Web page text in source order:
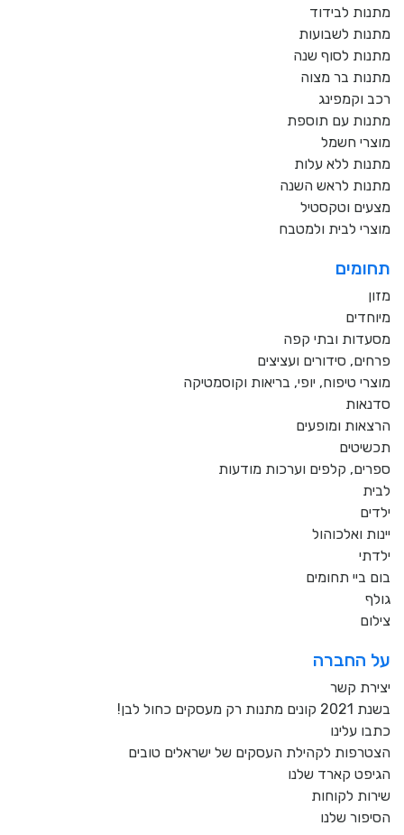
מתנות לבידוד
מתנות לשבועות
מתנות לסוף שנה
מתנות בר מצוה
רכב וקמפינג
מתנות עם תוספת
מוצרי חשמל
מתנות ללא עלות
מתנות לראש השנה
מצעים וטקסטיל
מוצרי לבית ולמטבח
תחומים
מזון
מיוחדים
מסעדות ובתי קפה
פרחים, סידורים ועציצים
מוצרי טיפוח, יופי, בריאות וקוסמטיקה
סדנאות
הרצאות ומופעים
תכשיטים
ספרים, קלפים וערכות מודעות
לבית
ילדים
יינות ואלכוהול
ילדתי
בום ביי תחומים
גולף
צילום
על החברה
יצירת קשר
בשנת 2021 קונים מתנות רק מעסקים כחול לבן!
כתבו עלינו
הצטרפות לקהילת העסקים של ישראלים טובים
הגיפט קארד שלנו
שירות לקוחות
הסיפור שלנו